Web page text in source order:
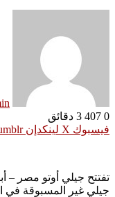
0
3 دقائق
فيسبوك ‫X لينكدإن
تفتتح جيلي أوتو مصر –
جيلي غير المسبوقة في